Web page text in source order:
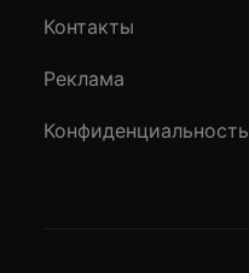
Контакты
Реклама
Конфиденциальность